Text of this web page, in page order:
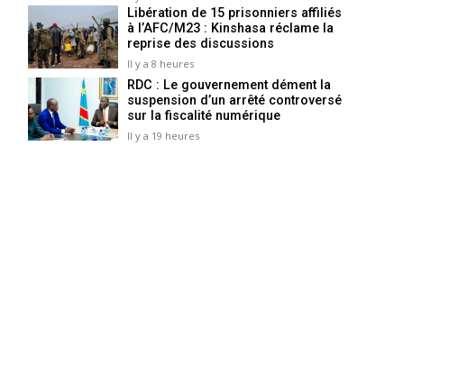
Libération de 15 prisonniers affiliés
à l’AFC/M23 : Kinshasa réclame la
reprise des discussions
Il y a 8 heures
RDC : Le gouvernement dément la
suspension d’un arrêté controversé
sur la fiscalité numérique
Il y a 19 heures